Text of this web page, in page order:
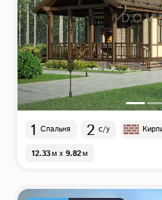
1 Спальня 2 с/у
12.33м x 9.82м